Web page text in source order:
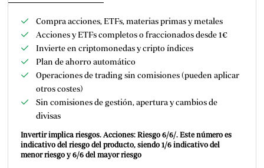
Compra acciones, ETFs, materias primas y metales
Acciones y ETFs completos o fraccionados desde 1€
Invierte en criptomonedas y cripto índices
Plan de ahorro automático
Operaciones de trading sin comisiones (pueden aplicar
otros costes)
Sin comisiones de gestión, apertura y cambios de
divisas
Invertir implica riesgos. Acciones: Riesgo 6/6/. Este número es
indicativo del riesgo del producto, siendo 1/6 indicativo del
menor riesgo y 6/6 del mayor riesgo